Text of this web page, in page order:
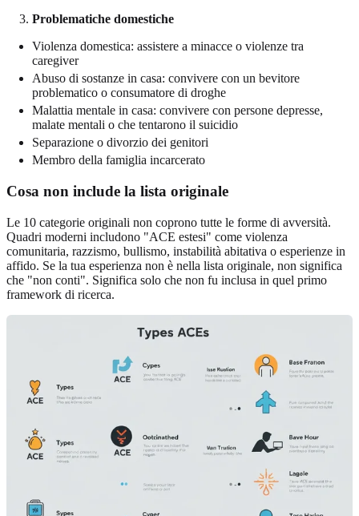
Problematiche domestiche
Violenza domestica: assistere a minacce o violenze tra
caregiver
Abuso di sostanze in casa: convivere con un bevitore
problematico o consumatore di droghe
Malattia mentale in casa: convivere con persone depresse,
malate mentali o che tentarono il suicidio
Separazione o divorzio dei genitori
Membro della famiglia incarcerato
Cosa non include la lista originale
Le 10 categorie originali non coprono tutte le forme di avversità.
Quadri moderni includono "ACE estesi" come violenza
comunitaria, razzismo, bullismo, instabilità abitativa o esperienze in
affido. Se la tua esperienza non è nella lista originale, non significa
che "non conti". Significa solo che non fu inclusa in quel primo
framework di ricerca.